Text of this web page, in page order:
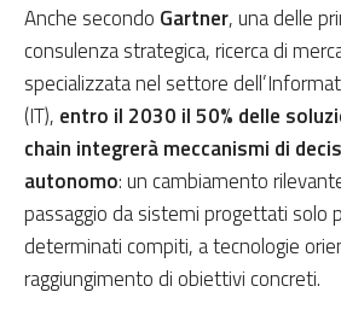
Anche secondo Gartner, una delle
consulenza strategica, ricerca di
specializzata nel settore
(IT), entro il 2030 il 50% delle
chain integrerà meccanismi di
autonomo: un cambiamento
passaggio da sistemi progettati solo
determinati compiti, a tecnologie
raggiungimento di obiettivi concreti.